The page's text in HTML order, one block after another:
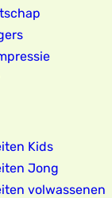
Kids
Jong
volwassenen